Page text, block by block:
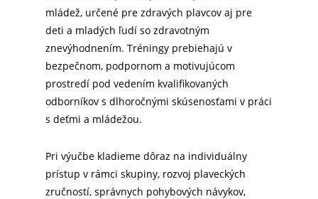
mládež, určené pre zdravých plavcov aj pre
deti a mladých ľudí so zdravotným
znevýhodnením. Tréningy prebiehajú v
bezpečnom, podpornom a motivujúcom
prostredí pod vedením kvalifikovaných
odborníkov s dlhoročnými skúsenosťami v práci
s deťmi a mládežou.
Pri výučbe kladieme dôraz na individuálny
prístup v rámci skupiny, rozvoj plaveckých
zručností, správnych pohybových návykov,